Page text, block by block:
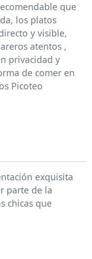
que
los platos
y visible,
atentos ,
privacidad y
de comer en
Picoteo
exquisita
parte de la
chicas que